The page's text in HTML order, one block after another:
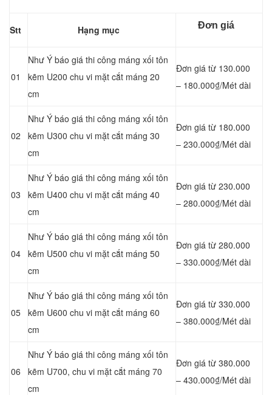
Stt Hạng mục Đơn giá
01
Như Ý báo giá thi công máng xối tôn
kẽm U200 chu vi mặt cắt máng 20
cm
Đơn giá từ 130.000
– 180.000₫/Mét dài
02
Như Ý báo giá thi công máng xối tôn
kẽm U300 chu vi mặt cắt máng 30
cm
Đơn giá từ 180.000
– 230.000₫/Mét dài
03
Như Ý báo giá thi công máng xối tôn
kẽm U400 chu vi mặt cắt máng 40
cm
Đơn giá từ 230.000
– 280.000₫/Mét dài
04
Như Ý báo giá thi công máng xối tôn
kẽm U500 chu vi mặt cắt máng 50
cm
Đơn giá từ 280.000
– 330.000₫/Mét dài
05
Như Ý báo giá thi công máng xối tôn
kẽm U600 chu vi mặt cắt máng 60
cm
Đơn giá từ 330.000
– 380.000₫/Mét dài
06
Như Ý báo giá thi công máng xối tôn
kẽm U700, chu vi mặt cắt máng 70
cm
Đơn giá từ 380.000
– 430.000₫/Mét dài